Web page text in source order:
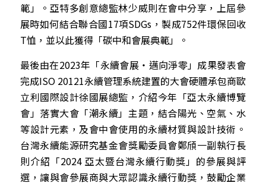
範」。亞特多創意總監林少威則在會中分享，上屆參
展時如何結合聯合國17項SDGs，製成752件環保回收
T恤，並以此獲得「碳中和會展典範」。
最後由在2023年「永續會展・邁向淨零」成果發表會
完成ISO 20121永續管理系統建置的大會硬體承包商歐
立利國際設計徐國展總監，介紹今年「亞太永續博覽
會」落實大會「潮永續」主題，結合陽光、空氣、水
等設計元素，及會中會使用的永續材質與設計技術。
台灣永續能源研究基金會獎勵委員會鄭頎一副執行長
則介紹「2024 亞太暨台灣永續行動獎」的參展與評
選，讓與會參展商與大眾認識永續行動獎，鼓勵企業